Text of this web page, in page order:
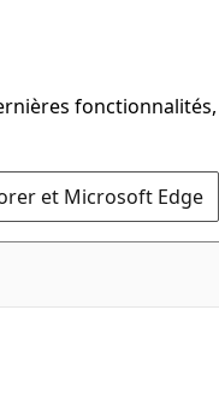
fonctionnalités,
et Microsoft Edge